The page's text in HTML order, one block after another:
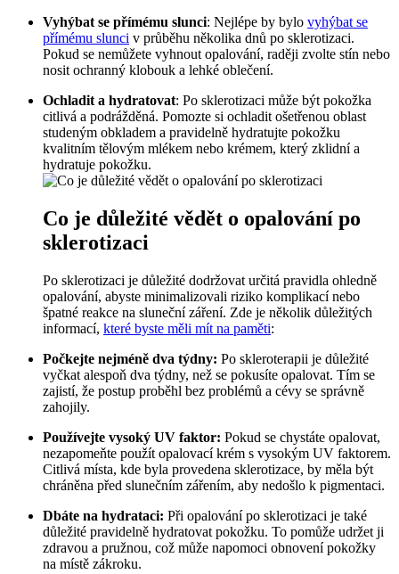
Vyhýbat se přímému slunci: Nejlépe by bylo vyhýbat se
přímému slunci v průběhu několika dnů po sklerotizaci.
Pokud se nemůžete vyhnout opalování, raději zvolte stín nebo
nosit ochranný klobouk a lehké oblečení.
Ochladit a hydratovat: Po sklerotizaci může být pokožka
citlivá a podrážděná. Pomozte si ochladit ošetřenou oblast
studeným obkladem a pravidelně hydratujte pokožku
kvalitním tělovým mlékem nebo krémem, který zklidní a
hydratuje pokožku.
Co je důležité vědět o opalování po
sklerotizaci
Po sklerotizaci je důležité dodržovat určitá pravidla ohledně
opalování, abyste minimalizovali riziko komplikací nebo
špatné reakce na sluneční záření. Zde je několik důležitých
informací, které byste měli mít na paměti:
Počkejte nejméně dva týdny: Po skleroterapii je důležité
vyčkat alespoň dva týdny, než se pokusíte opalovat. Tím se
zajistí, že postup proběhl bez problémů a cévy se správně
zahojily.
Používejte vysoký UV faktor: Pokud se chystáte opalovat,
nezapomeňte použít opalovací krém s vysokým UV faktorem.
Citlivá místa, kde byla provedena sklerotizace, by měla být
chráněna před slunečním zářením, aby nedošlo k pigmentaci.
Dbáte na hydrataci: Při opalování po sklerotizaci je také
důležité pravidelně hydratovat pokožku. To pomůže udržet ji
zdravou a pružnou, což může napomoci obnovení pokožky
na místě zákroku.